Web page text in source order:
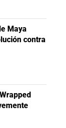
Maya
contra